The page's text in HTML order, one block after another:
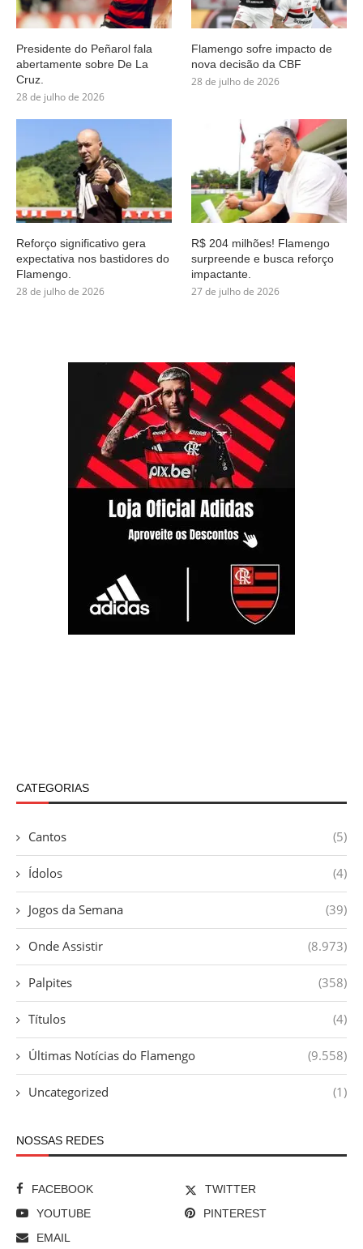
Presidente do Peñarol fala
abertamente sobre De La
Cruz.
28 de julho de 2026
Flamengo sofre impacto de
nova decisão da CBF
28 de julho de 2026
Reforço significativo gera
expectativa nos bastidores do
Flamengo.
28 de julho de 2026
R$ 204 milhões! Flamengo
surpreende e busca reforço
impactante.
27 de julho de 2026
CATEGORIAS
Cantos (5)
Ídolos (4)
Jogos da Semana (39)
Onde Assistir (8.973)
Palpites (358)
Títulos (4)
Últimas Notícias do Flamengo (9.558)
Uncategorized (1)
NOSSAS REDES
FACEBOOK
TWITTER
YOUTUBE
PINTEREST
EMAIL